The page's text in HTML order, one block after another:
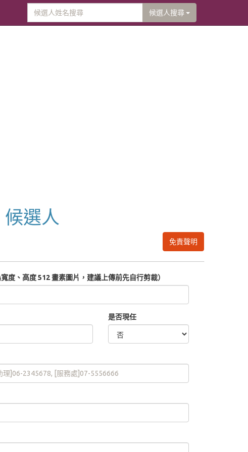
候選人搜尋
選人
免責聲明
度、高度 512 畫素圖片，建議上傳前先自行剪裁）
是否現任